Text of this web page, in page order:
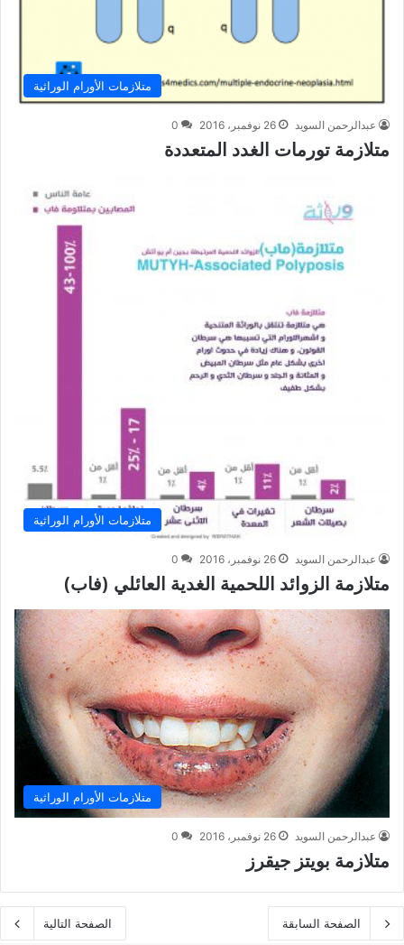
متلازمات الأورام الوراثية
عبدالرحمن السويد 26 نوفمبر، 2016 0
متلازمة تورمات الغدد المتعددة
متلازمات الأورام الوراثية
عبدالرحمن السويد 26 نوفمبر، 2016 0
متلازمة الزوائد اللحمية الغدية العائلي (فاب)
متلازمات الأورام الوراثية
عبدالرحمن السويد 26 نوفمبر، 2016 0
متلازمة بويتز جيقرز
الصفحة السابقة الصفحة التالية